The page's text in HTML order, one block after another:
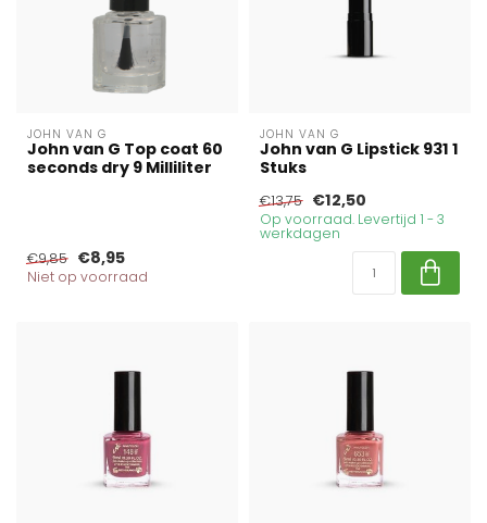
JOHN VAN G
John van G Top coat 60
seconds dry 9 Milliliter
€9,85 €8,95
Niet op voorraad
JOHN VAN G
John van G Lipstick 931 1
Stuks
€13,75 €12,50
Op voorraad. Levertijd 1 - 3
werkdagen